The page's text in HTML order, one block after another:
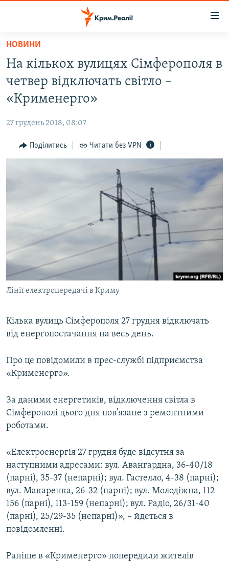
Перейти
основного
матеріалу
Перейти
до
основної
навігації
Перейти
до
ВІДЕО ТА ФОТО
БЛОГИ
ПОГЛЯД
ВІДЕОУРОКИ «ELIFBE»
СВІДЧЕННЯ ОКУПАЦІЇ
УКРАЇНСЬКА ПРОБЛЕМА КРИМУ
ІНФОГРАФІКА
ЯК ОБІЙТИ БЛОКУВАННЯ
Русский
Qırımtatar
ДОЛУЧАЙСЯ!
Усі сайти RFE/RL
НОВИНИ
На кількох вулицях Сімферополя в
четвер відключать світло –
«Крименерго»
27 грудень 2018, 08:07
Поділитись Читати без VPN
Лінії електропередачі в Криму
Кілька вулиць Сімферополя 27 грудня відключать
від енергопостачання на весь день.
Про це повідомили в прес-службі підприємства
«Крименерго».
За даними енергетиків, відключення світла в
Сімферополі цього дня пов'язане з ремонтними
роботами.
«Електроенергія 27 грудня буде відсутня за
наступними адресами: вул. Авангардна, 36-40/18
(парні), 35-37 (непарні); вул. Гастелло, 4-38 (парні);
вул. Макаренка, 26-32 (парні); вул. Молодіжна, 112-
156 (парні), 113-159 (непарні); вул. Радіо, 26/31-40
(парні), 25/29-35 (непарні)», – йдеться в
повідомленні.
Раніше в «Крименерго» попередили жителів